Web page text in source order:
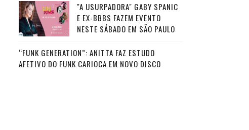
"A USURPADORA" GABY SPANIC
E EX-BBBS FAZEM EVENTO
NESTE SÁBADO EM SÃO PAULO
“FUNK GENERATION”: ANITTA FAZ ESTUDO
AFETIVO DO FUNK CARIOCA EM NOVO DISCO